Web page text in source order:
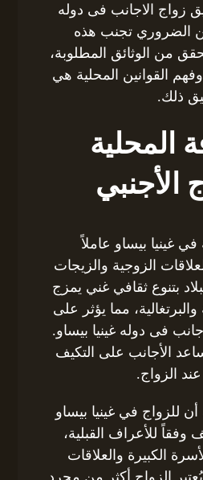
زواج الاجانب فى دوله
من الضروري تجنب هذه
من الوثائق المطلوبة،
وفهم القوانين المحلية هي
ذلك.
المحلية
الأجنبي
في غينيا بيساو عاملاً
الزوجية والزيجات
بتنوع ثقافي غني يمزج
والبرتغالية، مما يؤثر على
فى دوله غينيا بيساو.
الأجانب على التكيف
الزواج.
للزواج في غينيا بيساو
وفقاً للأعراف القبلية،
الكبيرة والعلاقات
يُعتبر الزواج أكثر من مجرد